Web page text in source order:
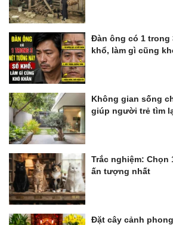
Đàn ông có 1
khổ, làm gì cũng
Không gian sống
giúp người trẻ tìm
Trắc nghiệm: Chọn
ấn tượng nhất
Đặt cây cảnh